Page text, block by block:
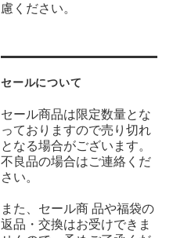
慮ください。
セールについて
セール商品は限定数量とな
っておりますので売り切れ
となる場合がございます。
不良品の場合はご連絡くだ
さい。
また、セール商 品や福袋の
返品・交換はお受けできま